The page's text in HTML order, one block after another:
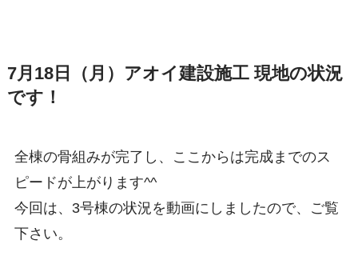
7月18日（月）アオイ建設施工 現地の状況
です！
全棟の骨組みが完了し、ここからは完成までのス
ピードが上がります^^
今回は、3号棟の状況を動画にしましたので、ご覧
下さい。